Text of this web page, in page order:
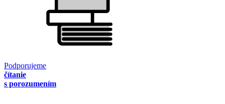
Podporujeme
čítanie
s porozumením